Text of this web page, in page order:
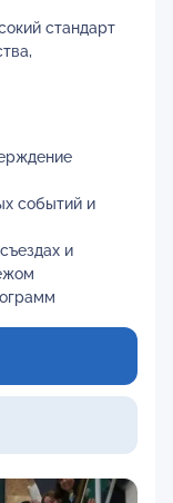
стандарт
событий и
и